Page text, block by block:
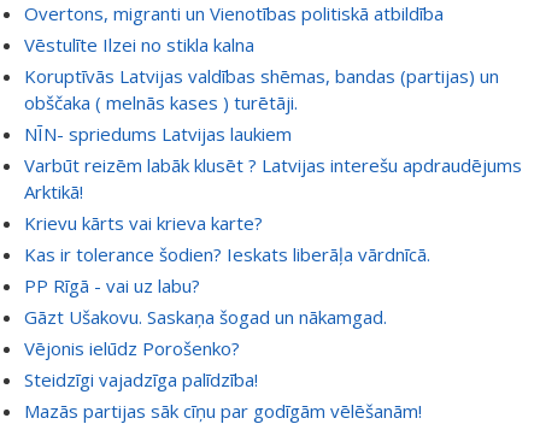
Overtons, migranti un Vienotības politiskā atbildība
Vēstulīte Ilzei no stikla kalna
Koruptīvās Latvijas valdības shēmas, bandas (partijas) un
obščaka ( melnās kases ) turētāji.
NĪN- spriedums Latvijas laukiem
Varbūt reizēm labāk klusēt ? Latvijas interešu apdraudējums
Arktikā!
Krievu kārts vai krieva karte?
Kas ir tolerance šodien? Ieskats liberāļa vārdnīcā.
PP Rīgā - vai uz labu?
Gāzt Ušakovu. Saskaņa šogad un nākamgad.
Vējonis ielūdz Porošenko?
Steidzīgi vajadzīga palīdzība!
Mazās partijas sāk cīņu par godīgām vēlēšanām!